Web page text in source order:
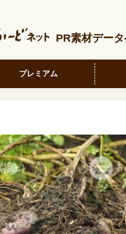
PR素材デー
プレミアム